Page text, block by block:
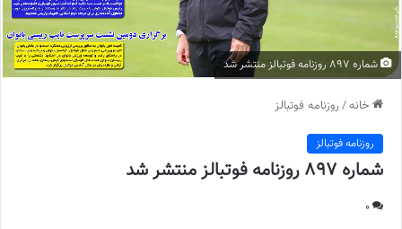
شماره 897 روزنامه فوتبالز منتشر شد
خانه/روزنامه فوتبالز
روزنامه فوتبالز
شماره 897 روزنامه فوتبالز منتشر شد
0